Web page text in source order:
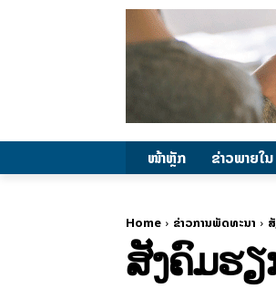
ໜ້າຫຼັກ ຂ່າວພາຍ​ໃນ
Home ຂ່າວການພັດທະນາ
ສັງຄົມຮຽ